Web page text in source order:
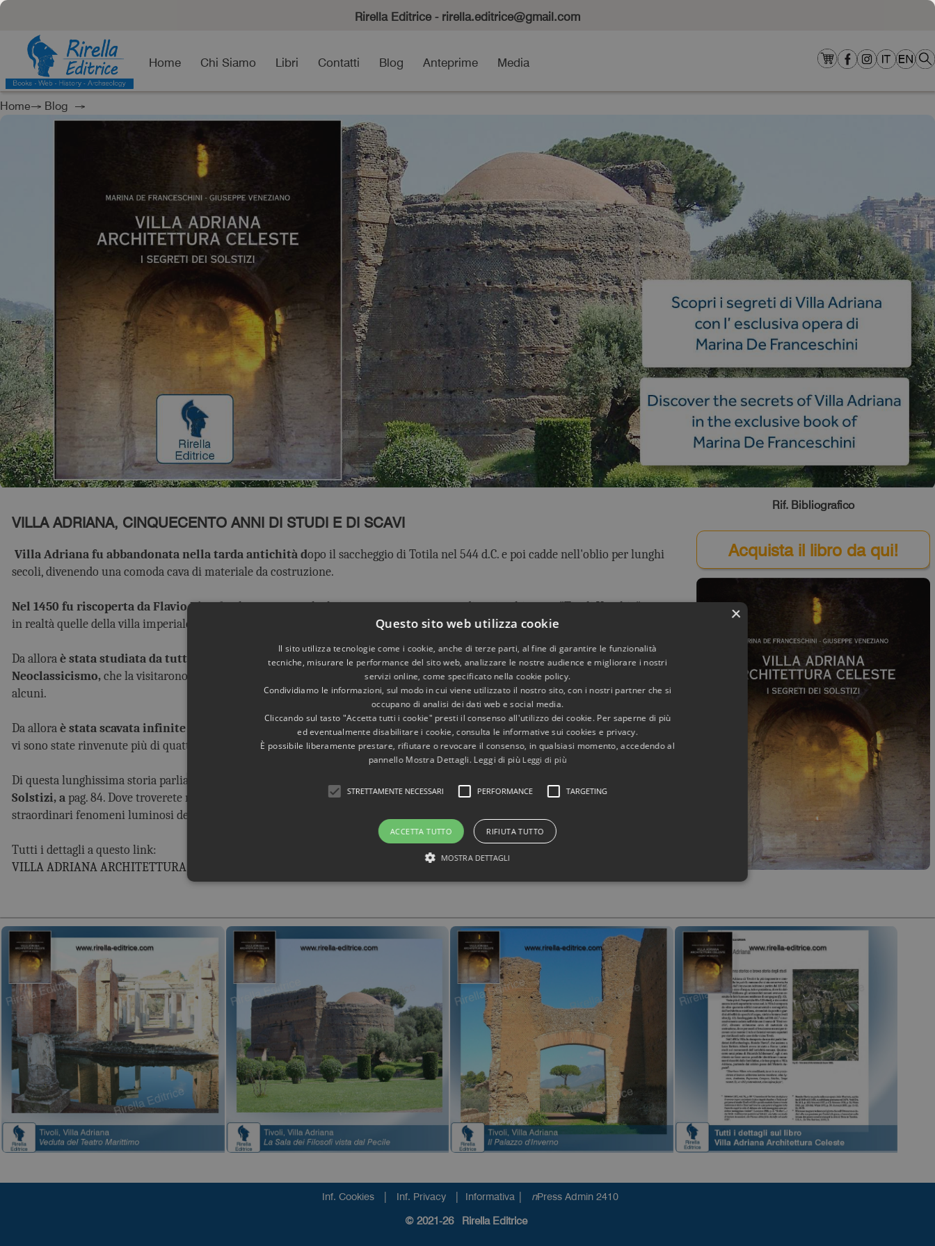
Rirella Editrice - rirella.editrice@gmail.com
Home Chi Siamo Libri Contatti Blog Anteprime Media
Home→ Blog →
VILLA ADRIANA, CINQUECENTO ANNI DI STUDI E DI SCAVI
Villa Adriana fu abbandonata nella tarda antichità dopo il saccheggio di Totila nel 544 d.C. e poi cadde nell'oblio per lunghi
secoli, divenendo una comoda cava di materiale da costruzione.
Nel 1450 fu riscoperta da Flavio Biondoche comprese che le immense rovine coperte di rovi e chiamate "Tivoli Vecchio" erano
in realtà quelle della villa imperiale dell'imperatore Adriano, descritta dalle fonti antiche.
Da allora è stata studiata da tutti i più importanti artisti, architetti e antiquari del Rinascimento, del Barocco e del
Neoclassicismo, che la visitarono per trarre ispirazione dalle sue rovine. Michelangelo, Raffaello and Palladio, solo per citarne
alcuni.
Da allora è stata scavata infinite volte,
perché fin dall'inizio si rivelò un'inesauribile miniera di tesori meravigliosi. Basti dire che
vi sono state rinvenute più di quattrocento statue, oltre a mosaici policromi, pavimenti in marmo, colonne e capitelli.
Di questa lunghissima storia parliamo in dettaglio in un capitolo del libro
Solstizi, a pag. 84. Dove troverete molto altro sugli edifici dell'Accademia, di Roccabruna e sull'Archeoastronomia, con gli
straordinari fenomeni luminosi dei Solstizi.
Tutti i dettagli a questo link:
VILLA ADRIANA ARCHITETTURA CELESTE
Rif. Bibliografico
Acquista il libro da qui!
Inf. Cookies | Inf. Privacy | Informativa | nPress Admin 2410
© 2021-26 Rirella Editrice
×
Questo sito web utilizza cookie
Il sito utilizza tecnologie come i cookie, anche di terze parti, al fine di garantire le funzionalità
tecniche, misurare le performance del sito web, analizzare le nostre audience e migliorare i nostri
servizi online, come specificato nella cookie policy.
Condividiamo le informazioni, sul modo in cui viene utilizzato il nostro sito, con i nostri partner che si
occupano di analisi dei dati web e social media.
Cliccando sul tasto "Accetta tutti i cookie" presti il consenso all'utilizzo dei cookie. Per saperne di più
ed eventualmente disabilitare i cookie, consulta le informative sui cookies e privacy.
È possibile liberamente prestare, rifiutare o revocare il consenso, in qualsiasi momento, accedendo al
pannello Mostra Dettagli. Leggi di piùLeggi di più
STRETTAMENTE NECESSARI PERFORMANCE TARGETING
ACCETTA TUTTO RIFIUTA TUTTO
MOSTRA DETTAGLI